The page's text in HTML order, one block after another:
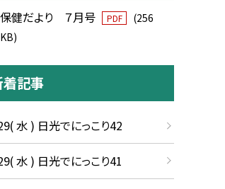
保健だより ７月号 PDF
(256
KB)
着記事
水 ) 日光でにっこり42
水 ) 日光でにっこり41